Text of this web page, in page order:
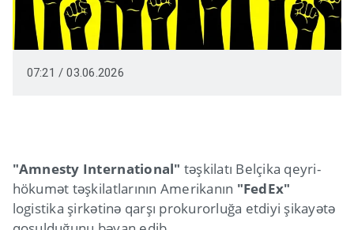
07:21 / 03.06.2026
"Amnesty International" təşkilatı Belçika qeyri-
hökumət təşkilatlarının Amerikanın "FedEx"
logistika şirkətinə qarşı prokurorluğa etdiyi şikayətə